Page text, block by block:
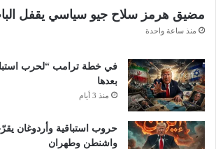
مضيق هرمز سلاح جيو سياسي يقفل
منذ ساعة واحدة
في خطة ترامب “لحرب
بعدها
منذ 3 أيام
حروب استباقية وأردوغان
واشنطن وطهران